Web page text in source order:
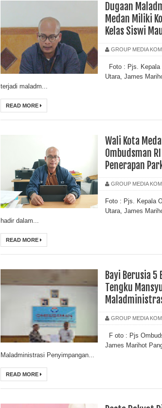
Dugaan
Medan Miliki
Kelas Siswi
GROUP MEDIA
Foto : Pjs. Kepala
Utara, James
terjadi maladm...
READ MORE
Wali Kota
Ombudsman
Penerapan
GROUP MEDIA
Foto : Pjs. Kepala
Utara, James
hadir dalam...
READ MORE
Bayi Berusia 5
Tengku
GROUP MEDIA
F oto : Pjs
James Marihot
Maladministrasi Penyimpangan...
READ MORE